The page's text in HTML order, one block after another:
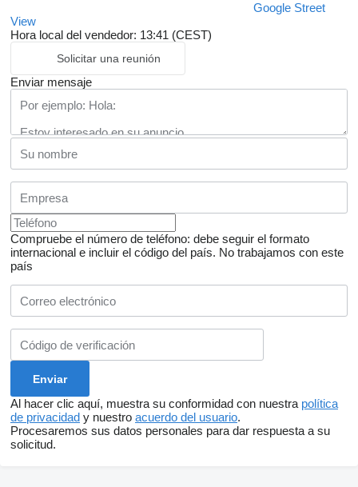
Google Street
View
Hora local del vendedor: 13:41 (CEST)
Solicitar una reunión
Enviar mensaje
Compruebe el número de teléfono: debe seguir el formato
internacional e incluir el código del país. No trabajamos con este
país
Al hacer clic aquí, muestra su conformidad con nuestra política
de privacidad y nuestro acuerdo del usuario.
Procesaremos sus datos personales para dar respuesta a su
solicitud.